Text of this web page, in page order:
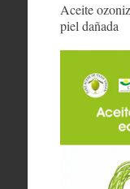
Aceite
piel dañada